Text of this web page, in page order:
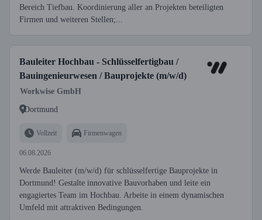
Bereich Tiefbau. Koordinierung aller an Projekten beteiligten
Firmen und weiteren Stellen;...
Bauleiter Hochbau - Schlüsselfertigbau /
Bauingenieurwesen / Bauprojekte (m/w/d)
Workwise GmbH
Dortmund
Vollzeit Firmenwagen
06.08.2026
Werde Bauleiter (m/w/d) für schlüsselfertige Bauprojekte in
Dortmund! Gestalte innovative Bauvorhaben und leite ein
engagiertes Team im Hochbau. Arbeite in einem dynamischen
Umfeld mit attraktiven Bedingungen.